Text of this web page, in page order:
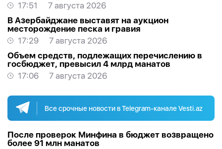
17:51
7 августа 2026
В Азербайджане выставят на аукцион
месторождение песка и гравия
17:29
7 августа 2026
Объем средств, подлежащих перечислению в
госбюджет, превысил 4 млрд манатов
17:06
7 августа 2026
Все срочные новости в Telegram-канале Vesti.az
После проверок Минфина в бюджет возвращено
более 91 млн манатов